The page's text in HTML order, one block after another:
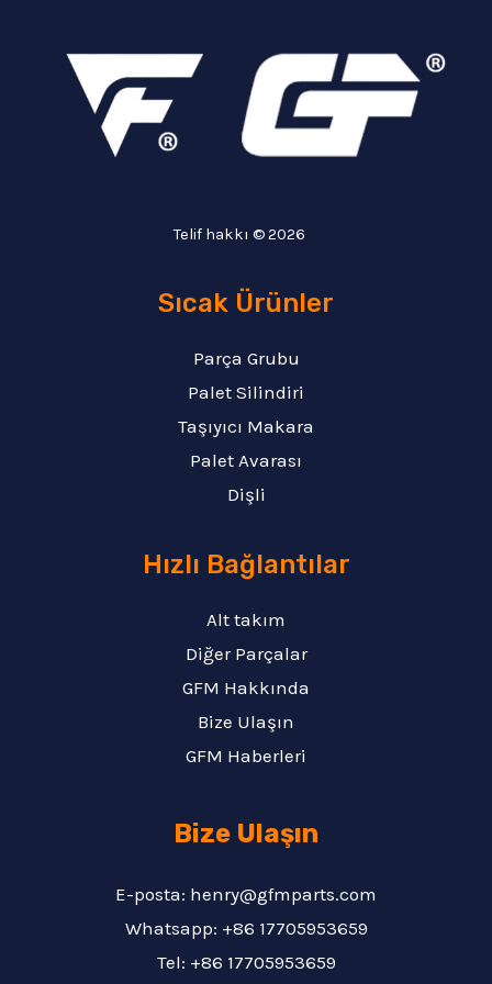
Telif hakkı © 2026
Sıcak Ürünler
Parça Grubu
Palet Silindiri
Taşıyıcı Makara
Palet Avarası
Dişli
Hızlı Bağlantılar
Alt takım
Diğer Parçalar
GFM Hakkında
Bize Ulaşın
GFM Haberleri
Bize Ulaşın
E-posta: henry@gfmparts.com
Whatsapp: +86 17705953659
Tel: +86 17705953659